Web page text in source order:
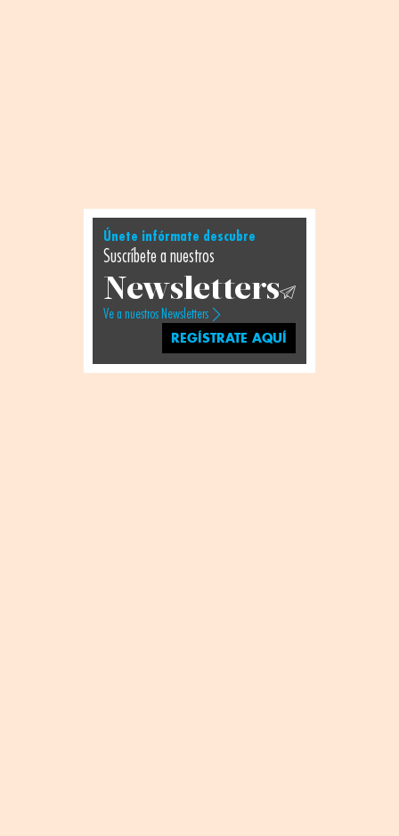
Únete infórmate descubre
Suscríbete a nuestros
Newsletters
Ve a nuestros Newsletters
REGÍSTRATE AQUÍ